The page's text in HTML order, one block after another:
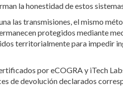
la honestidad de estos
las transmisiones, el mismo
protegidos mediante
territorialmente para impedir
por eCOGRA y iTech
de devolución declarados